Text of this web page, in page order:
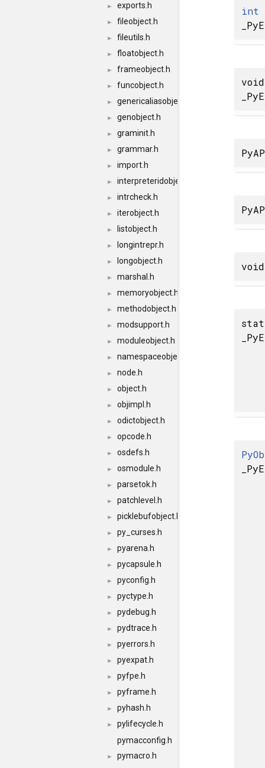
► exports.h
► fileobject.h
► fileutils.h
► floatobject.h
► frameobject.h
► funcobject.h
► genericaliasobject.h
► genobject.h
► graminit.h
► grammar.h
► import.h
► interpreteridobject.h
► intrcheck.h
► iterobject.h
► listobject.h
► longintrepr.h
► longobject.h
► marshal.h
► memoryobject.h
► methodobject.h
► modsupport.h
► moduleobject.h
► namespaceobject.h
► node.h
► object.h
► objimpl.h
► odictobject.h
► opcode.h
► osdefs.h
► osmodule.h
► parsetok.h
► patchlevel.h
► picklebufobject.h
► py_curses.h
► pyarena.h
► pycapsule.h
► pyconfig.h
► pyctype.h
► pydebug.h
► pydtrace.h
► pyerrors.h
► pyexpat.h
► pyfpe.h
► pyframe.h
► pyhash.h
►
pylifecycle.h
pymacconfig.h
►
pymacro.h
int
void